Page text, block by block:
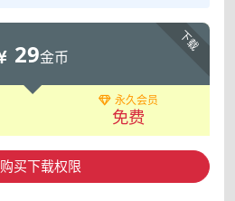
下载
29金币
永久会员
免费
购买下载权限